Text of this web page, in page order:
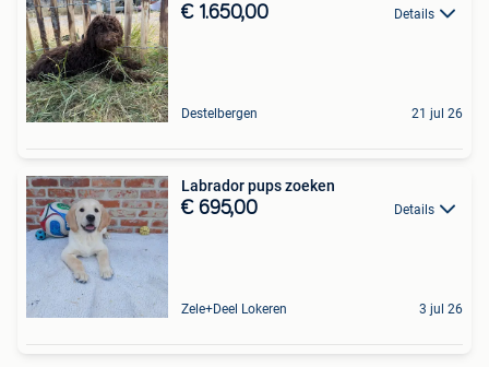
€ 1.650,00 Details
Destelbergen 21 jul 26
Labrador pups zoeken
€ 695,00 Details
Zele+Deel Lokeren 3 jul 26